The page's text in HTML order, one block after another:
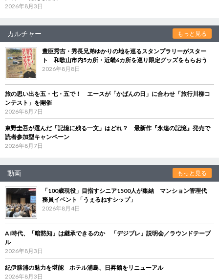
2026年8月3日
カルチャー もっと見る
豊臣秀吉・秀長兄弟ゆかりの地を巡るスタンプラリーがスター
ト 和歌山市内5カ所・近畿6カ所を巡り限定グッズをもらおう
2026年8月8日
旅の思い出を五・七・五で！ エースが「かばんの日」に合わせ「旅行川柳コ
ンテスト」を開催
2026年8月7日
東野圭吾が選んだ「記憶に残る一文」はどれ？ 最新作『永遠の記憶』発売で
読者参加型キャンペーン
2026年8月7日
動画 もっと見る
「100歳現役」目指すシニア1500人が集結 マンション管理代
務員イベント「うぇるねすシップ」
2026年8月4日
AI時代、「暗黙知」は継承できるのか 「デジブレ」説明会／ラウンドテーブ
ル
2026年8月3日
紀伊勝浦の魅力を堪能 ホテル浦島、日昇館をリニューアル
2026年8月3日